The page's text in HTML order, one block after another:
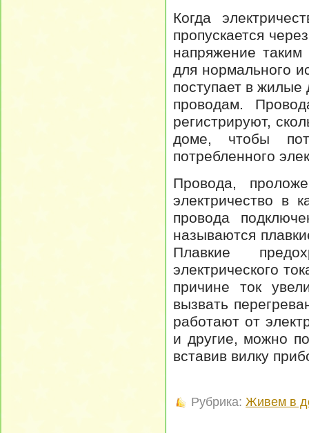
Когда
пропускается
напряжение
для нормального
поступает в
проводам.
регистрируют,
доме, чтобы
потребленного
Провода,
электричество в
провода
называются
Плавкие
электрического
причине ток
вызвать
работают от
и другие, можно
вставив вилку
Рубрика: Живем в